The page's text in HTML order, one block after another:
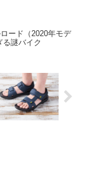
ード（2020年モデ
る謎バイク